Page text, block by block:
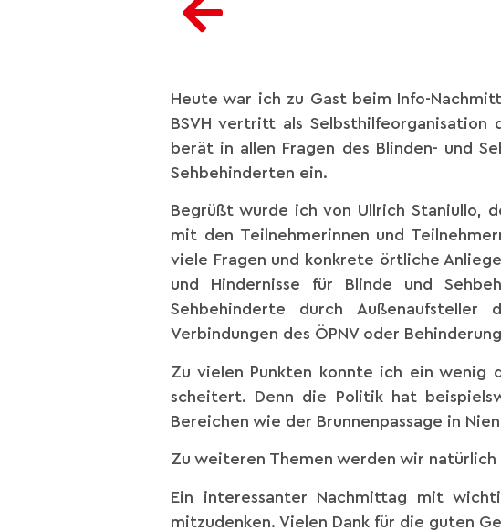
Heute war ich zu Gast beim Info-
BSVH vertritt als Selbsthilfeorganisation
berät in allen Fragen des Blinden- und
Sehbehinderten ein.
Begrüßt wurde ich von Ullrich Staniullo,
mit den Teilnehmerinnen und
viele Fragen und konkrete örtliche
und Hindernisse für Blinde und
Sehbehinderte durch
Verbindungen des ÖPNV oder
Zu vielen Punkten konnte ich ein wenig
scheitert. Denn die Politik hat
Bereichen wie der Brunnenpassage in
Zu weiteren Themen werden wir
Ein interessanter Nachmittag mit
mitzudenken. Vielen Dank für die guten